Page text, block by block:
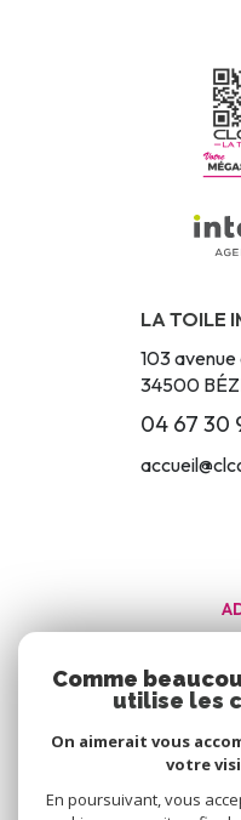
LA TOILE
103
34500
04 67 30
Comme
utilise les
On aimerait vous
votre
En poursuivant, vous